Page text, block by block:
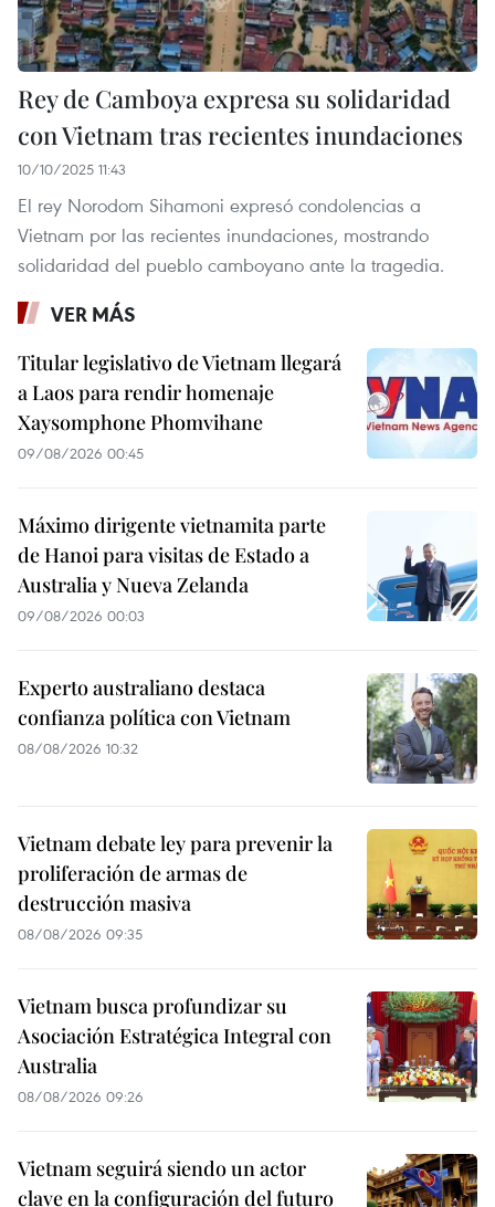
Rey de Camboya expresa su solidaridad
con Vietnam tras recientes inundaciones
10/10/2025 11:43
El rey Norodom Sihamoni expresó condolencias a
Vietnam por las recientes inundaciones, mostrando
solidaridad del pueblo camboyano ante la tragedia.
VER MÁS
Titular legislativo de Vietnam llegará
a Laos para rendir homenaje
Xaysomphone Phomvihane
09/08/2026 00:45
Máximo dirigente vietnamita parte
de Hanoi para visitas de Estado a
Australia y Nueva Zelanda
09/08/2026 00:03
Experto australiano destaca
confianza política con Vietnam
08/08/2026 10:32
Vietnam debate ley para prevenir la
proliferación de armas de
destrucción masiva
08/08/2026 09:35
Vietnam busca profundizar su
Asociación Estratégica Integral con
Australia
08/08/2026 09:26
Vietnam seguirá siendo un actor
clave en la configuración del futuro